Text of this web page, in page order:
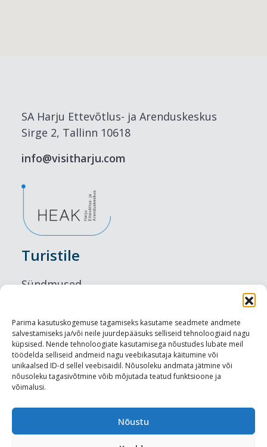
Parima kasutuskogemuse tagamiseks kasutame seadmete andmete
salvestamiseks ja/või neile juurdepääsuks selliseid tehnoloogiaid nagu
küpsised. Nende tehnoloogiate kasutamisega nõustudes lubate meil
töödelda selliseid andmeid nagu veebikasutaja käitumine või
unikaalsed ID-d sellel veebisaidil. Nõusoleku andmata jätmine või
nõusoleku tagasivõtmine võib mõjutada teatud funktsioone ja
võimalusi.
Nõustu
SA Harju Ettevõtlus- ja Arenduskeskus
Sirge 2, Tallinn 10618
info@visitharju.com
Turistile
Sündmused
Maitseelamused
Vaatamisväärsused
Visit Tallinn
Turismiprofessionaalile